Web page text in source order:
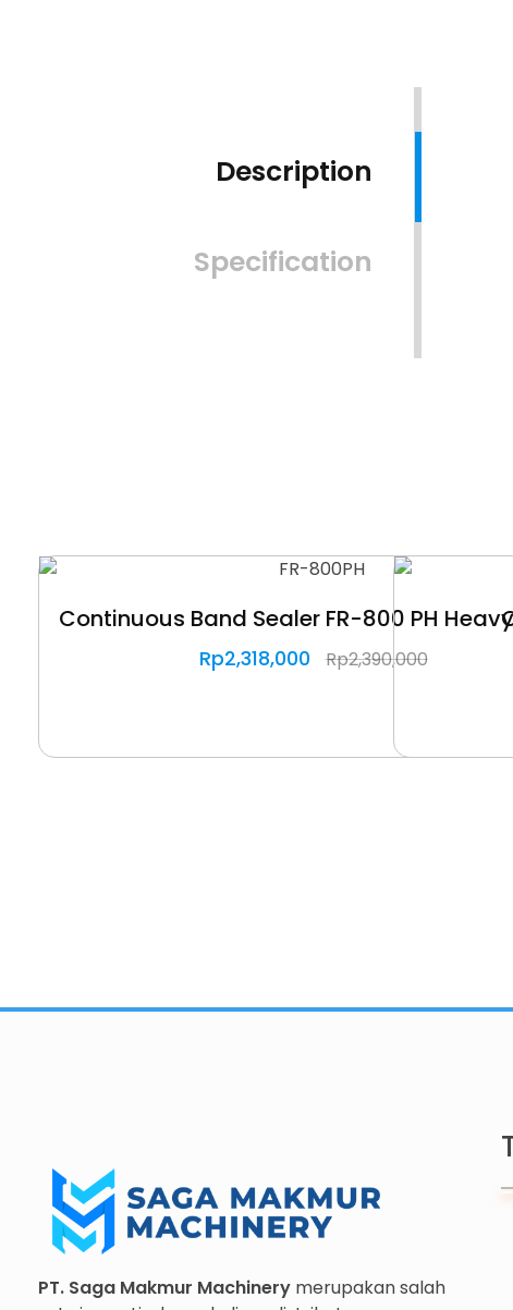
Description
Specification
Continuous Band Sealer FR-800 PH
Rp2,318,000 Rp2,390,000
PT. Saga Makmur Machinery merupakan salah